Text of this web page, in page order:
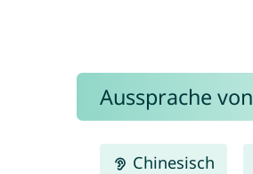
Aussprache
Chinesisch